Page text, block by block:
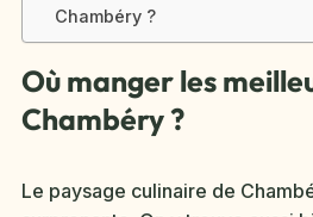
Chambéry ?
Où manger les
Chambéry ?
Le paysage culinaire de